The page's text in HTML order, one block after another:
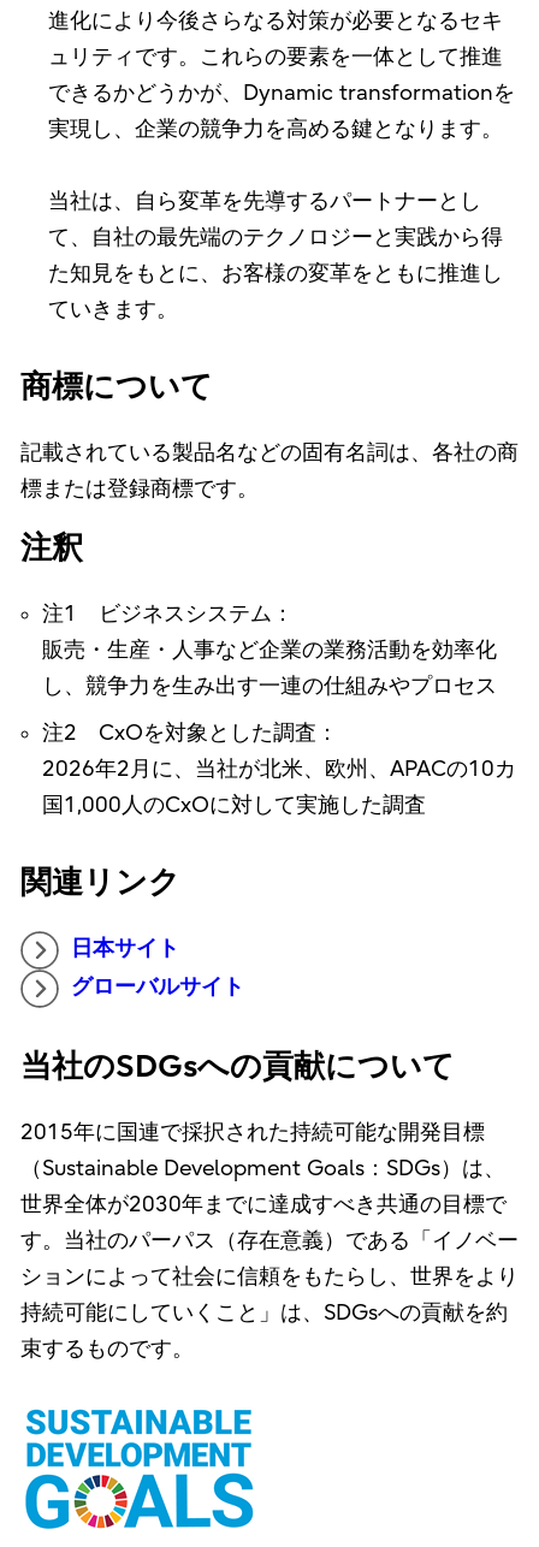
進化により今後さらなる対策が必要となるセキ
ュリティです。これらの要素を一体として推進
できるかどうかが、Dynamic transformationを
実現し、企業の競争力を高める鍵となります。
当社は、自ら変革を先導するパートナーとし
て、自社の最先端のテクノロジーと実践から得
た知見をもとに、お客様の変革をともに推進し
ていきます。
商標について
記載されている製品名などの固有名詞は、各社の商
標または登録商標です。
注釈
注1 ビジネスシステム：
販売・生産・人事など企業の業務活動を効率化
し、競争力を生み出す一連の仕組みやプロセス
注2 CxOを対象とした調査：
2026年2月に、当社が北米、欧州、APACの10カ
国1,000人のCxOに対して実施した調査
関連リンク
日本サイト
グローバルサイト
当社のSDGsへの貢献について
2015年に国連で採択された持続可能な開発目標
（Sustainable Development Goals：SDGs）は、
世界全体が2030年までに達成すべき共通の目標で
す。当社のパーパス（存在意義）である「イノベー
ションによって社会に信頼をもたらし、世界をより
持続可能にしていくこと」は、SDGsへの貢献を約
束するものです。